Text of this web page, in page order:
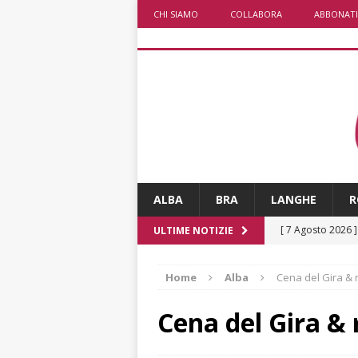
CHI SIAMO COLLABORA ABBONATI
ALBA BRA LANGHE
ULTIME NOTIZIE [ 7 Agosto 2026 ]
[ 7 Agosto 2026 ]
non cancellano
Home Alba Cena del Gira &
Cena del Gira